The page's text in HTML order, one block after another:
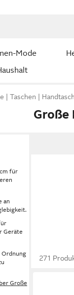
Mode
Taschen
Große
für
an
Geräte
Ordnung
Große
271